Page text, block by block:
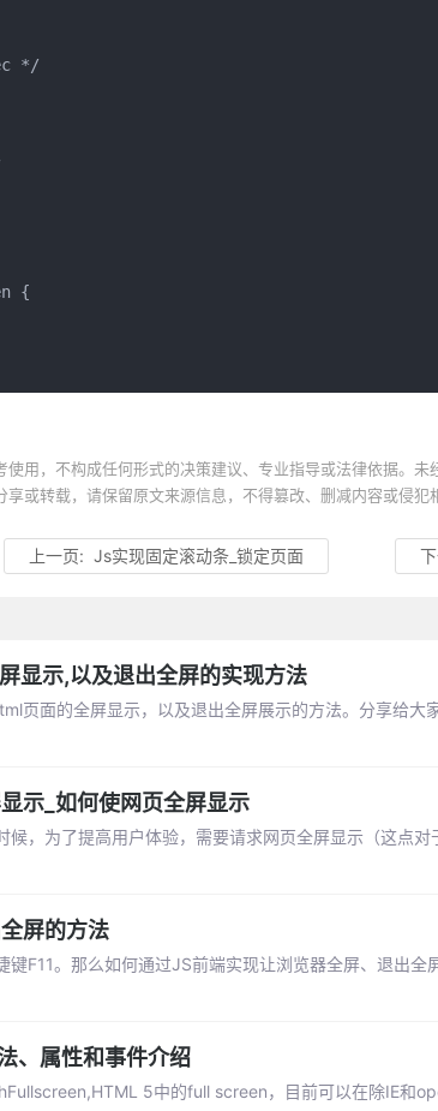
*/
{
用，不构成任何形式的决策建议、专业指导或法律依据。
或转载，请保留原文来源信息，不得篡改、删减内容或侵犯
上一页: Js实现固定滚动条_锁定页面
显示,以及退出全屏的实现方法
页面的全屏显示，以及退出全屏展示的方法。分享给大
示_如何使网页全屏显示
候，为了提高用户体验，需要请求网页全屏显示（这点
屏的方法
键F11。那么如何通过JS前端实现让浏览器全屏、退出
、属性和事件介绍
5中的full screen，目前可以在除IE和